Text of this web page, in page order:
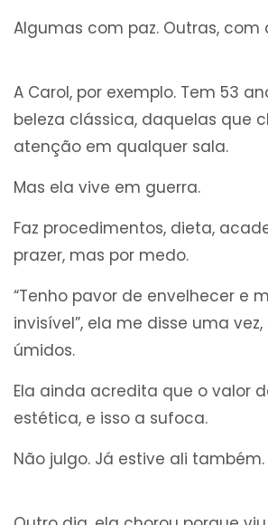
Algumas com paz. Outras, com
A Carol, por exemplo. Tem 53
beleza clássica, daquelas que
atenção em qualquer sala.
Mas ela vive em guerra.
Faz procedimentos, dieta,
prazer, mas por medo.
“Tenho pavor de envelhecer e
invisível”, ela me disse uma
úmidos.
Ela ainda acredita que o valor
estética, e isso a sufoca.
Não julgo. Já estive ali também.